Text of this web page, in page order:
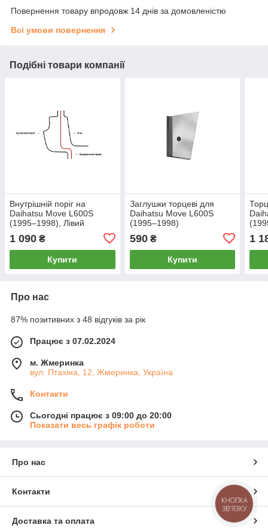
Повернення товару впродовж 14 днів за домовленістю
Всі умови повернення
Подібні товари компанії
Внутрішній поріг на
Daihatsu Move L600S
(1995–1998), Лівий
1 090 ₴
Купити
Заглушки торцеві для
Daihatsu Move L600S
(1995–1998)
590₴
Купити
1
Про нас
87% позитивних з 48 відгуків за рік
Працює з 07.02.2024
м. Жмеринка
вул. Птахіна, 12, Жмеринка, Україна
Контакти
Сьогодні працює з 09:00 до 20:00
Показати весь графік роботи
Про нас
Контакти
Доставка та оплата
КНОПКА
ЗВ'ЯЗКУ